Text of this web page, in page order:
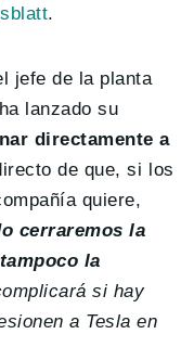
.
jefe de la planta
lanzado su
directamente a
de que, si los
quiere,
cerraremos la
la
si hay
a Tesla en